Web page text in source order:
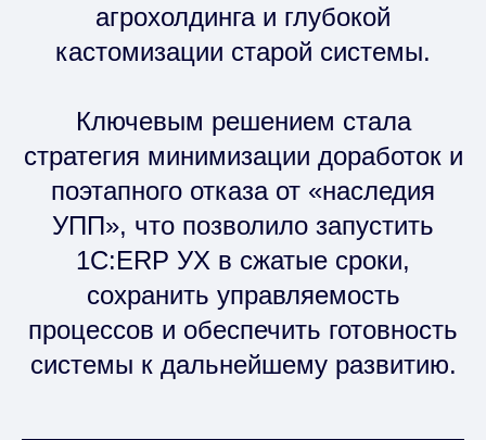
агрохолдинга и глубокой
кастомизации старой системы.
Ключевым решением стала
стратегия минимизации доработок и
поэтапного отказа от «наследия
УПП», что позволило запустить
1С:ERP УХ в сжатые сроки,
сохранить управляемость
процессов и обеспечить готовность
системы к дальнейшему развитию.